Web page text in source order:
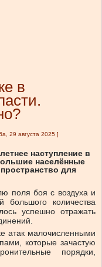
в
29 августа 2025 ]
наступление в
населённые
для
поля боя с воздуха и
большого количества
успешно отражать
атак малочисленными
которые зачастую
порядки,